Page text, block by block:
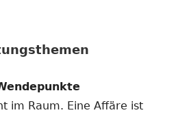
im Raum. Eine Affäre ist